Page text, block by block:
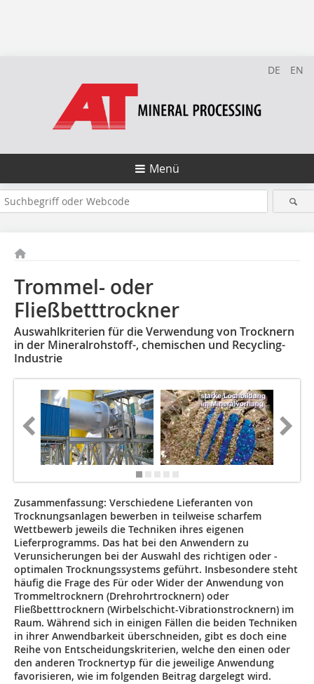
DE EN
Menü
Trommel- oder
Fließbetttrockner
Auswahlkriterien für die Verwendung von Trocknern
in der Mineralrohstoff-, chemischen und Recycling-
Industrie
Zusammenfassung: Verschiedene Lieferanten von
Trocknungsanlagen bewerben in teilweise scharfem
Wettbewerb jeweils die Techniken ihres eigenen
Lieferprogramms. Das hat bei den Anwendern zu
Verunsicherungen bei der Auswahl des richtigen oder ­
optimalen Trocknungssystems geführt. Insbesondere steht
häufig die Frage des Für oder Wider der Anwendung von
Trommeltrocknern (Drehrohrtrocknern) oder
Fließbetttrocknern (Wirbelschicht-Vibrationstrocknern) im
Raum. Während sich in einigen Fällen die beiden Techniken
in ihrer Anwendbarkeit überschneiden, gibt es doch eine
Reihe von Entscheidungskriterien, welche den einen oder
den anderen Trocknertyp für die jeweilige Anwendung
favorisieren, wie im folgenden Beitrag dargelegt wird.